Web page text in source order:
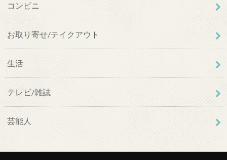
コンビニ
お取り寄せ/テイクアウト
生活
テレビ/雑誌
芸能人